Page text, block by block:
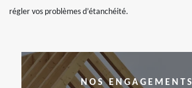
régler vos problèmes d’étanchéité.
NOS ENGAGEMENTS